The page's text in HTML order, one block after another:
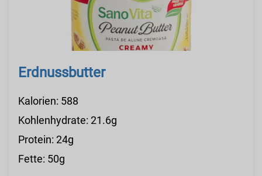
Erdnussbutter
Kalorien: 588
Kohlenhydrate: 21.6g
Protein: 24g
Fette: 50g